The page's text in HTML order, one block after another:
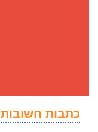
כתבות חשובות